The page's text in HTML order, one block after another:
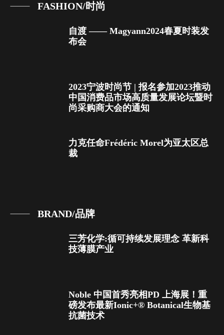
FASHION/时尚
自渡 —— Magyann2024春夏时装发
布会
2023宁波时尚节 | 报名参加2023推动
中国消费品市场高质量发展论坛暨时
尚采购商大会的通知
力克任命Frédéric Morel为亚太区总
裁
BRAND/品牌
三芳化学:循可持续发展理念 革新科
技薄膜产业
Noble 中国首秀亮相PD 上海展！重
磅发布最新Ionic+® Botanical生物基
抗菌技术